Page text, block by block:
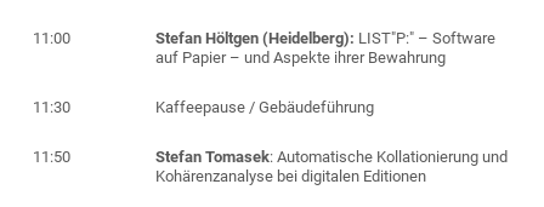
11:00 Stefan Höltgen (Heidelberg): LIST"P:" – Software
auf Papier – und Aspekte ihrer Bewahrung
11:30 Kaffeepause / Gebäudeführung
11:50 Stefan Tomasek: Automatische Kollationierung und
Kohärenzanalyse bei digitalen Editionen